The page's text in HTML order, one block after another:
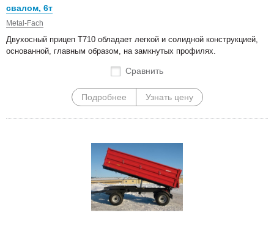
свалом, 6т
Metal-Fach
Двухосный прицеп T710 обладает легкой и солидной конструкцией,
основанной, главным образом, на замкнутых профилях.
Сравнить
Подробнее Узнать цену